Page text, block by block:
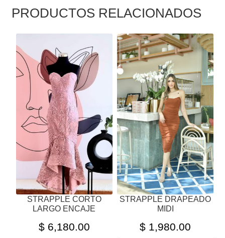
PRODUCTOS RELACIONADOS
STRAPPLE CORTO
LARGO ENCAJE
$6,180.00
PRODUCTO
TIENE
MÚLTIPLES
VARIANTES.
LAS
OPCIONES
SE
PUEDEN
ELEGIR
LA
PÁGINA
STRAPPLE DRAPEADO
MIDI
$ 1,980.00
ESTE
PRODUCTO
TIENE
MÚLTIPLES
VARIANTES.
LAS
OPCIONES
SE
PUEDEN
ELEGIR
EN
LA
PÁGINA
DE